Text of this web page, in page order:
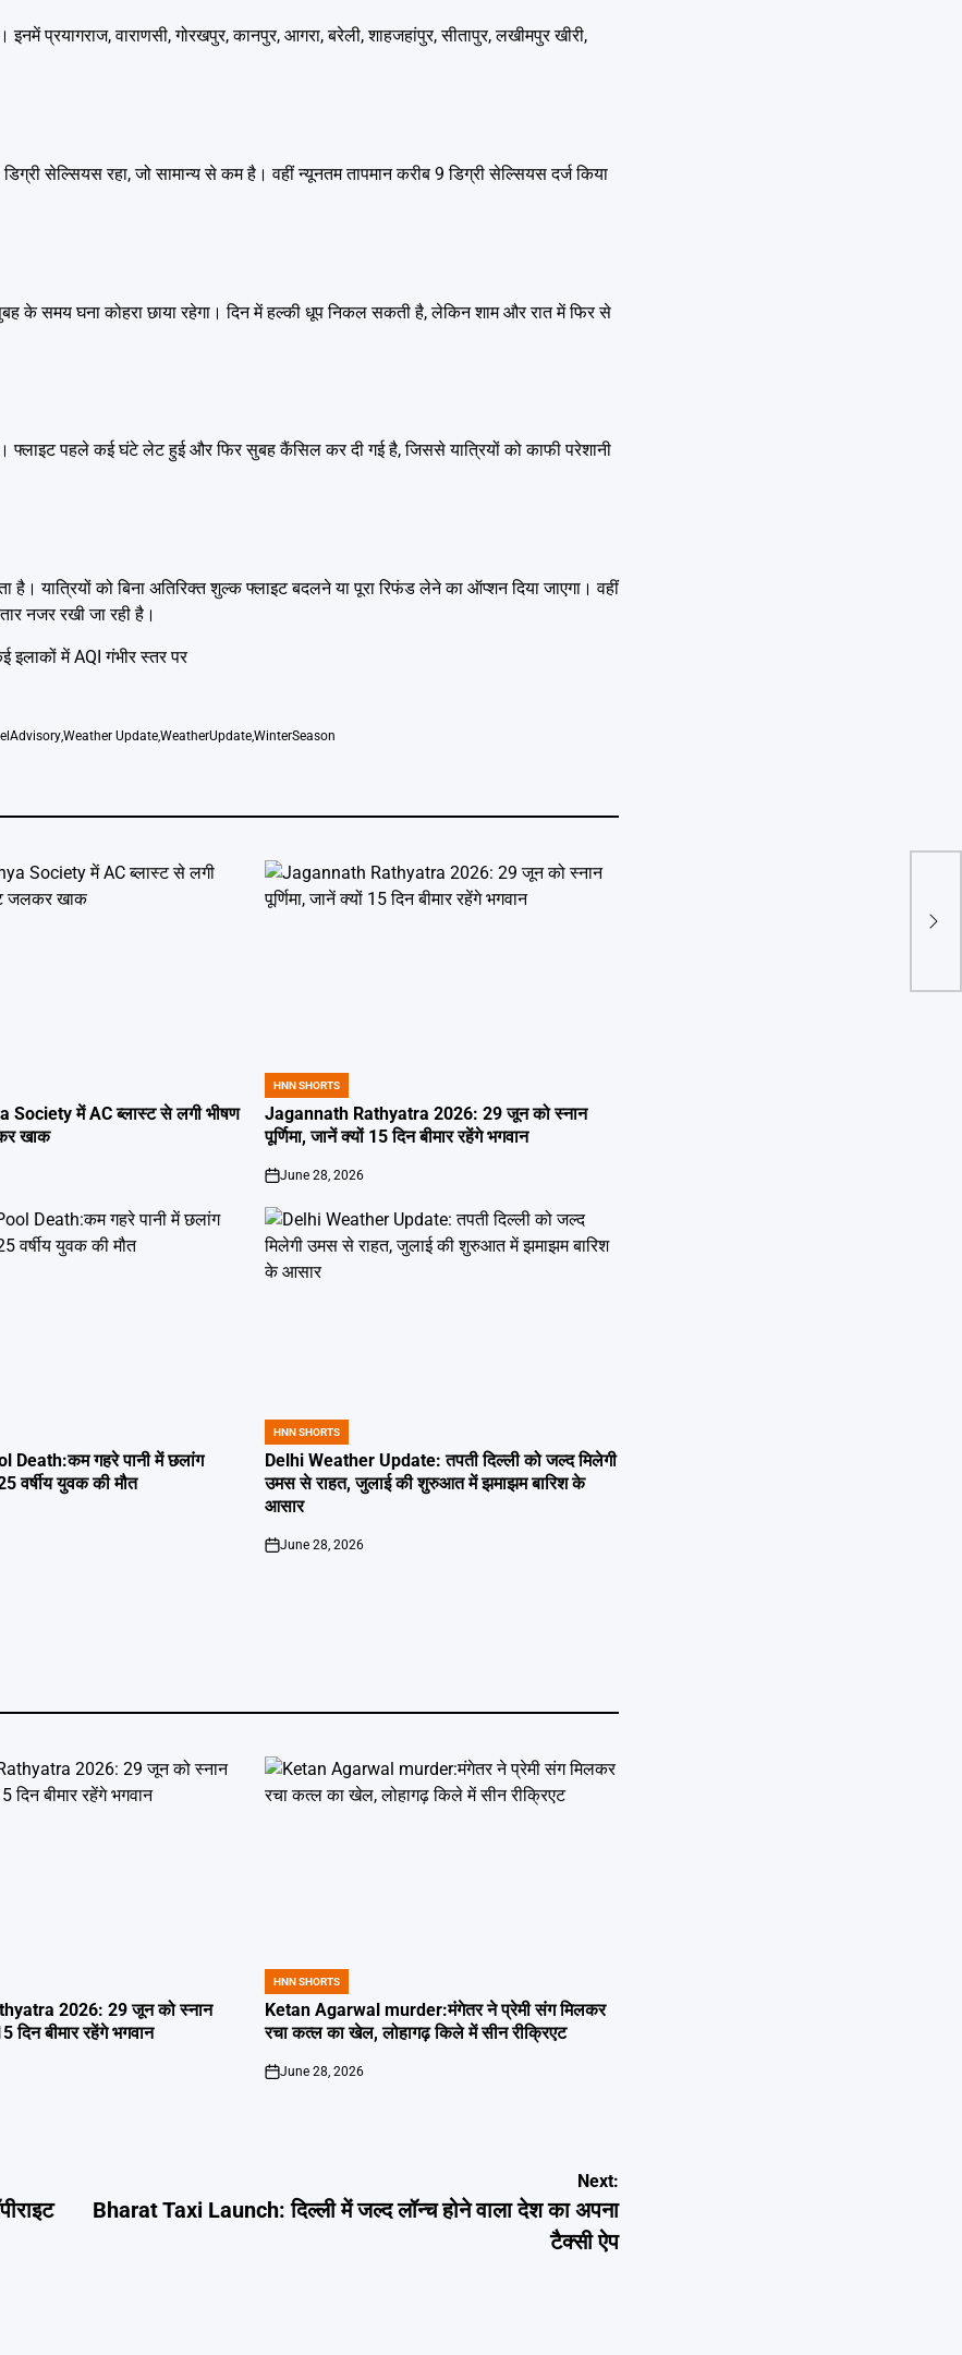
प्रयागराज, वाराणसी, गोरखपुर, कानपुर, आगरा, बरेली, शाहजहांपुर, सीतापुर, लखीमपुर खीरी,
सेल्सियस रहा, जो सामान्य से कम है। वहीं न्यूनतम तापमान करीब 9 डिग्री सेल्सियस दर्ज किया
के समय घना कोहरा छाया रहेगा। दिन में हल्की धूप निकल सकती है, लेकिन शाम और रात में फिर से
फ्लाइट पहले कई घंटे लेट हुई और फिर सुबह कैंसिल कर दी गई है, जिससे यात्रियों को काफी परेशानी
यात्रियों को बिना अतिरिक्त शुल्क फ्लाइट बदलने या पूरा रिफंड लेने का ऑप्शन दिया जाएगा। वहीं
नजर रखी जा रही है।
में AQI गंभीर स्तर पर
,Weather Update,WeatherUpdate,WinterSeason
Society में AC ब्लास्ट से लगी भीषण
खाक
POSTED
IN
HNN SHORTS
Jagannath Rathyatra 2026: 29 जून को स्नान
पूर्णिमा, जानें क्यों 15 दिन बीमार रहेंगे भगवान
on
June 28, 2026
Death:कम गहरे पानी में छलांग
वर्षीय युवक की मौत
POSTED
IN
HNN SHORTS
Delhi Weather Update: तपती दिल्ली को जल्द मिलेगी
उमस से राहत, जुलाई की शुरुआत में झमाझम बारिश के
आसार
on
June 28, 2026
2026: 29 जून को स्नान
दिन बीमार रहेंगे भगवान
POSTED
IN
HNN SHORTS
Ketan Agarwal murder:मंगेतर ने प्रेमी संग मिलकर
रचा कत्ल का खेल, लोहागढ़ किले में सीन रीक्रिएट
on
June 28, 2026
Next:
Bharat Taxi Launch: दिल्ली में जल्द लॉन्च होने वाला देश का अपना
टैक्सी ऐप